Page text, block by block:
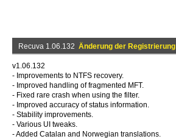
Recuva 1.06.132 Änderung der Registrierung
v1.06.132
- Improvements to NTFS recovery.
- Improved handling of fragmented MFT.
- Fixed rare crash when using the filter.
- Improved accuracy of status information.
- Stability improvements.
- Various UI tweaks.
- Added Catalan and Norwegian translations.